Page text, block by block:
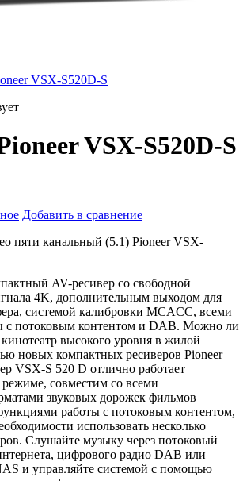
VSX-S520D-S
Добавить в сравнение
пяти канальный (5.1) Pioneer VSX-
AV-ресивер со свободной
4K, дополнительным выходом для
системой калибровки MCACC, всеми
с потоковым контентом и DAB. Можно ли
высокого уровня в жилой
новых компактных ресиверов Pioneer —
VSX-S 520 D отлично работает
совместим со всеми
звуковых дорожек фильмов
работы с потоковым контентом,
использовать несколько
Слушайте музыку через потоковый
цифрового радио DAB или
и управляйте системой с помощью